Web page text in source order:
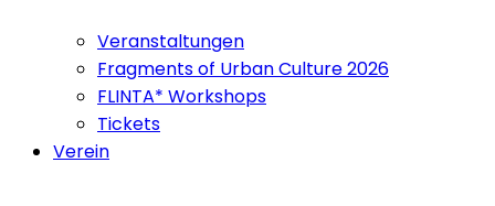
Veranstaltungen
Fragments of Urban Culture 2026
FLINTA* Workshops
Tickets
Verein